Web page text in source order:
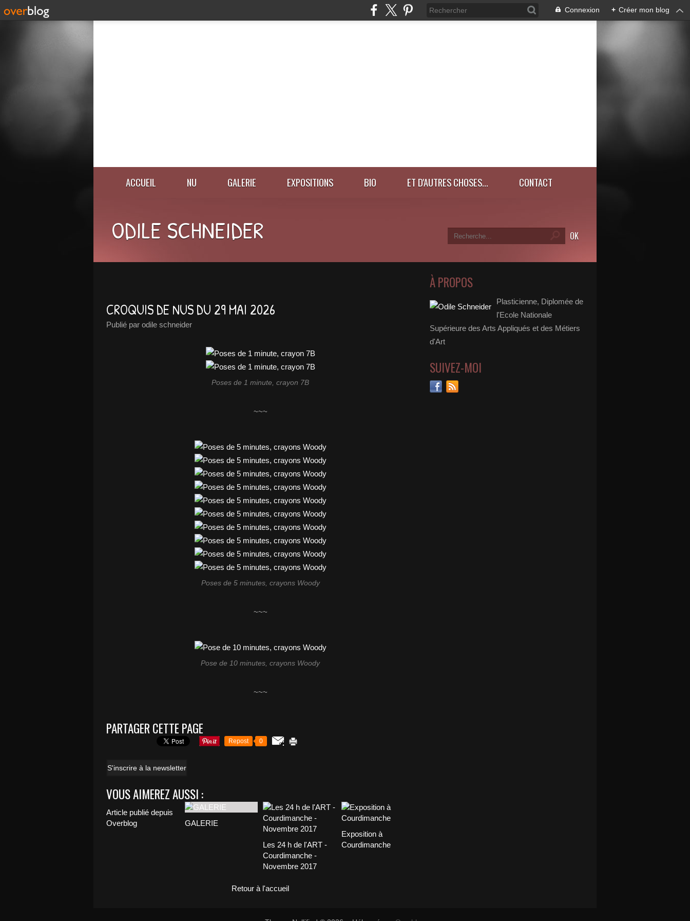
Connexion + Créer mon blog
ACCUEIL NU GALERIE EXPOSITIONS BIO ET D'AUTRES CHOSES... CONTACT
ODILE SCHNEIDER
CROQUIS DE NUS DU 29 MAI 2026
Publié par odile schneider
Poses de 1 minute, crayon 7B
~~~
Poses de 5 minutes, crayons Woody
~~~
Pose de 10 minutes, crayons Woody
~~~
PARTAGER CETTE PAGE
Repost 0
S'inscrire à la newsletter
VOUS AIMEREZ AUSSI :
Article publié depuis
Overblog
GALERIE
Les 24 h de l'ART -
Courdimanche -
Novembre 2017
Exposition à
Courdimanche
Retour à l'accueil
À PROPOS
Plasticienne, Diplomée de
l'Ecole Nationale
Supérieure des Arts Appliqués et des Métiers
d'Art
SUIVEZ-MOI